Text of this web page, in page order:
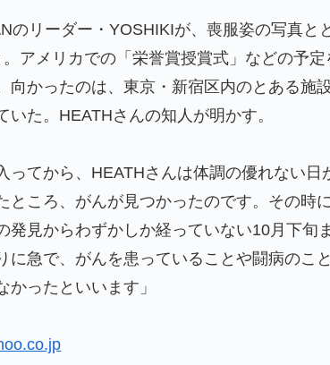
のリーダー・YOSHIKIが、喪服姿の写真と
アメリカでの「栄誉賞授賞式」などの予
向かったのは、東京・新宿区内のとある施
いた。HEATHさんの知人が明かす。
ってから、HEATHさんは体調の優れない
ところ、がんが見つかったのです。その時
発見からわずかしか経っていない10月下旬
に急で、がんを患っていることや闘病のこ
かったといいます」